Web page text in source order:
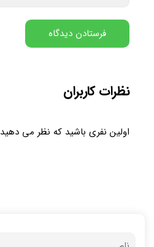
نظرات کاربران
اولین نفری باشید که نظر می دهید